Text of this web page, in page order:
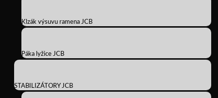
Klzák výsuvu ramena JCB
Páka lyžice JCB
STABILIZÁTORY JCB